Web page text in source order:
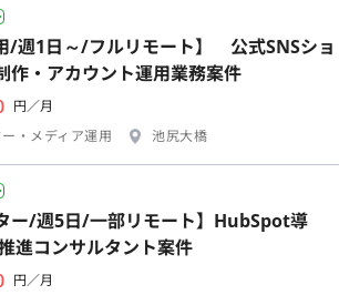
/週1日～/フルリモート】 公式SNSショ
作・アカウント運用業務案件
円／月
・メディア運用
池尻大橋
ー/週5日/一部リモート】HubSpot導
進コンサルタント案件
円／月